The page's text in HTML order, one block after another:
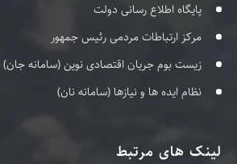
پایگاه اطلاع رسانی دولت
مرکز ارتباطات مردمی رئیس جمهور
زیست بوم جریان اقتصادی نوین (سامانه جان)
نظام ایده ها و نیازها (سامانه نان)
لینک های مرتبط